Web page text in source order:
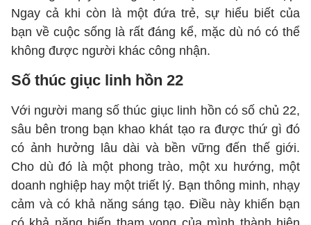
Ngay cả khi còn là một đứa trẻ, sự hiểu biết của
bạn về cuộc sống là rất đáng kể, mặc dù nó có thể
không được người khác công nhận.
Số thúc giục linh hồn 22
Với người mang số thúc giục linh hồn có số chủ 22,
sâu bên trong bạn khao khát tạo ra được thứ gì đó
có ảnh hưởng lâu dài và bền vững đến thế giới.
Cho dù đó là một phong trào, một xu hướng, một
doanh nghiệp hay một triết lý. Bạn thông minh, nhạy
cảm và có khả năng sáng tạo. Điều này khiến bạn